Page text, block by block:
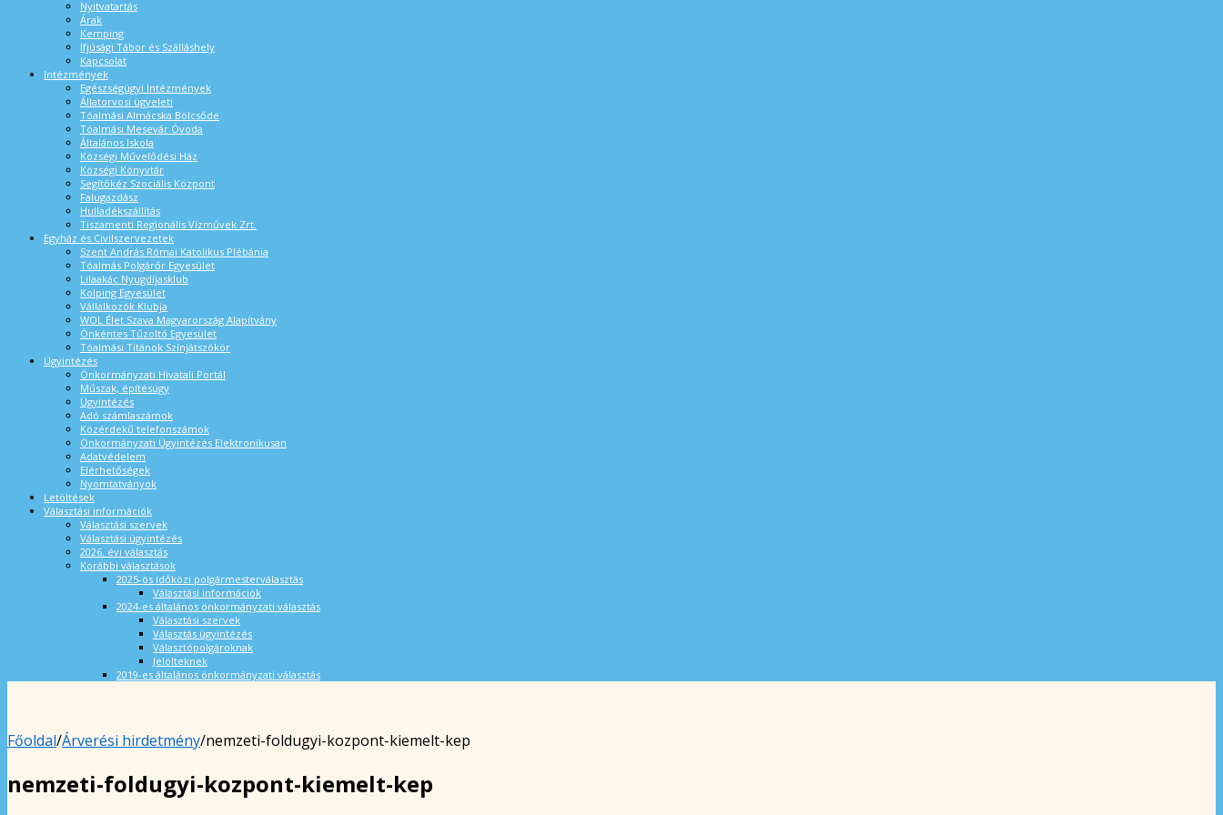
Nyitvatartás
Árak
Kemping
Ifjúsági Tábor és Szálláshely
Kapcsolat
Intézmények
Egészségügyi Intézmények
Állatorvosi ügyeleti
Tóalmási Almácska Bölcsőde
Tóalmási Mesevár Óvoda
Általános Iskola
Községi Művelődési Ház
Községi Könyvtár
Segítőkéz Szociális Központ
Falugazdász
Hulladékszállítás
Tiszamenti Regionális Vízművek Zrt.
Egyház és Civilszervezetek
Szent András Római Katolikus Plébánia
Tóalmás Polgárőr Egyesület
Lilaakác Nyugdíjasklub
Kolping Egyesület
Vállalkozók Klubja
WOL Élet Szava Magyarország Alapítvány
Önkéntes Tűzoltó Egyesület
Tóalmási Titánok Színjátszókör
Ügyintézés
Önkormányzati Hivatali Portál
Műszak, építésügy
Ügyintézés
Adó számlaszámok
Közérdekű telefonszámok
Önkormányzati Ügyintézés Elektronikusan
Adatvédelem
Elérhetőségek
Nyomtatványok
Letöltések
Választási információk
Választási szervek
Választási ügyintézés
2026. évi választás
Korábbi választások
2025-ös időközi polgármesterválasztás
Választási információk
2024-es általános önkormányzati választás
Választási szervek
Választás ügyintézés
Választópolgároknak
Jelölteknek
2019-es általános önkormányzati választás
Főoldal/Árverési hirdetmény/nemzeti-foldugyi-kozpont-kiemelt-kep
nemzeti-foldugyi-kozpont-kiemelt-kep